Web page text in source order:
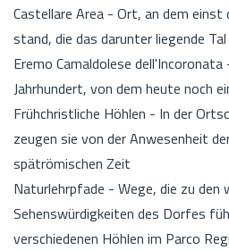
Castellare Area - Ort, an dem
stand, die das darunter liegende
Eremo Camaldolese
Jahrhundert, von dem heute noch
Frühchristliche Höhlen - In der
zeugen sie von der Anwesenheit
spätrömischen Zeit
Naturlehrpfade - Wege, die zu den
Sehenswürdigkeiten des Dorfes
verschiedenen Höhlen im Parco